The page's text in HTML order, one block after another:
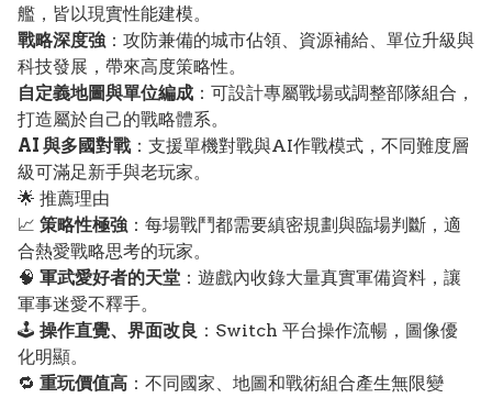
艦，皆以現實性能建模。
戰略深度強 ：攻防兼備的城市佔領、資源補給、單位升級與
科技發展，帶來高度策略性。
自定義地圖與單位編成 ：可設計專屬戰場或調整部隊組合，
打造屬於自己的戰略體系。
AI 與多國對戰 ：支援單機對戰與AI作戰模式，不同難度層
級可滿足新手與老玩家。
🌟 推薦理由
📈 策略性極強 ：每場戰鬥都需要縝密規劃與臨場判斷，適
合熱愛戰略思考的玩家。
🧠 軍武愛好者的天堂 ：遊戲內收錄大量真實軍備資料，讓
軍事迷愛不釋手。
🕹️ 操作直覺、界面改良 ：Switch 平台操作流暢，圖像優
化明顯。
🔁 重玩價值高 ：不同國家、地圖和戰術組合產生無限變